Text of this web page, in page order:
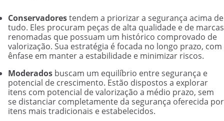
Conservadorestendem a priorizar a segurança acima de
tudo. Eles procuram peças de alta qualidade e de marcas
renomadas que possuam um histórico comprovado de
valorização. Sua estratégia é focada no longo prazo, com
ênfase em manter a estabilidade e minimizar riscos.
Moderados buscam um equilíbrio entre segurança e
potencial de crescimento. Estão dispostos a explorar
itens com potencial de valorização a médio prazo, sem
se distanciar completamente da segurança oferecida por
itens mais tradicionais e estabelecidos.